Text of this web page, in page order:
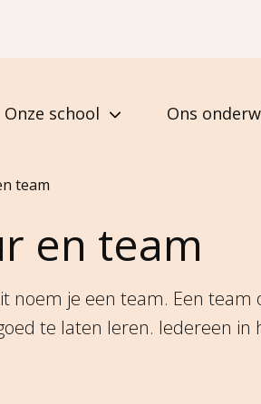
Onze school Ons
team
en team
noem je een team. Een
te laten leren. Iedereen